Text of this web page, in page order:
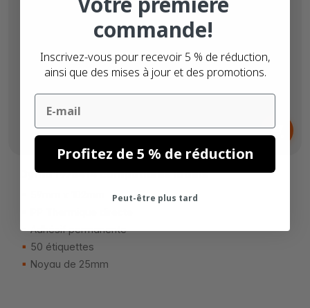
5,07€
Dymo 1976414 compatibles labels
Adhésif permanente
50 étiquettes
Noyau de 25mm
commande!
Inscrivez-vous pour recevoir 5 % de réduction,
ainsi que des mises à jour et des promotions.
Email
Profitez de 5 % de réduction
Peut-être plus tard